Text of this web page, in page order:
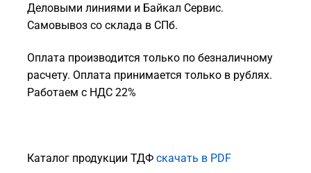
Деловыми линиями и Байкал Сервис.
Самовывоз со склада в СПб.
Оплата производится только по безналичному
расчету. Оплата принимается только в рублях.
Работаем с НДС 22%
Каталог продукции ТДФ скачать в PDF